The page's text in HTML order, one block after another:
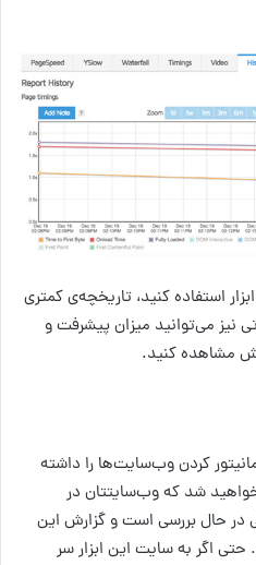
استفاده کنید، تاریخچه‌ی کمتری
نیز می‌توانید میزان پیشرفت و
مشاهده کنید.
کردن وب‌سایت‌ها را داشته
شد که وب‌سایتتان در
حال بررسی است و گزارش این
اگر به سایت این ابزار سر